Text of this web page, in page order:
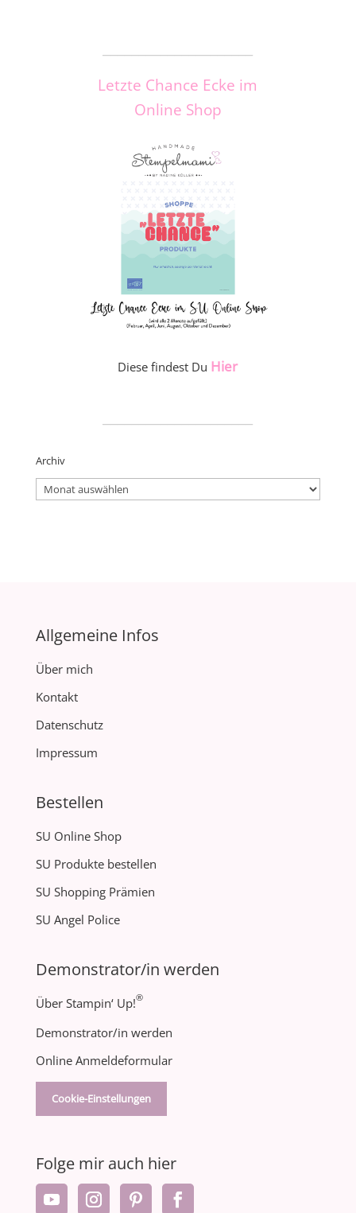
Letzte Chance Ecke im
Online Shop
Diese findest Du Hier
Archiv
Archiv
Allgemeine Infos
Über mich
Kontakt
Datenschutz
Impressum
Bestellen
SU Online Shop
SU Produkte bestellen
SU Shopping Prämien
SU Angel Police
Demonstrator/in werden
Über Stampin‘ Up!®
Demonstrator/in werden
Online Anmeldeformular
Cookie-Einstellungen
Folge mir auch hier